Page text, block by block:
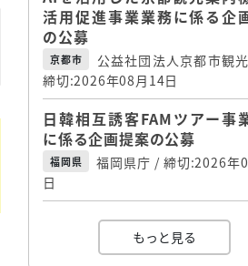
活用促進事業業務に係る企
の公募
京都市
公益社団法人京都市観
締切:2026年08月14日
日韓相互誘客FAMツアー事
に係る企画提案の公募
福岡県
福岡県庁 / 締切:2026年
日
もっと見る